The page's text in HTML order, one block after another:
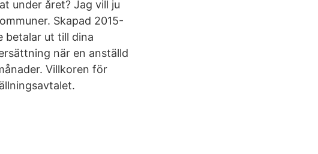
under året? Jag vill ju
Skapad 2015-
betalar ut till dina
när en anställd
Villkoren för